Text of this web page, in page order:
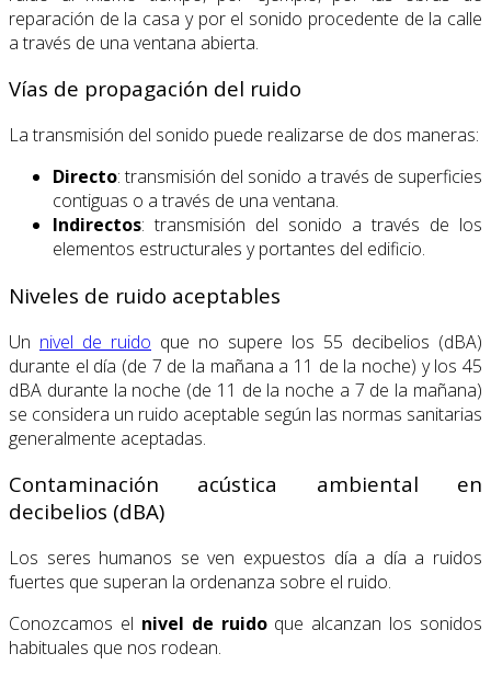
reparación de la casa y por el sonido procedente de la calle
a través de una ventana abierta.
Vías de propagación del ruido
La transmisión del sonido puede realizarse de dos maneras:
Directo: transmisión del sonido a través de superficies
contiguas o a través de una ventana.
Indirectos: transmisión del sonido a través de los
elementos estructurales y portantes del edificio.
Niveles de ruido aceptables
Un nivel de ruido que no supere los 55 decibelios (dBA)
durante el día (de 7 de la mañana a 11 de la noche) y los 45
dBA durante la noche (de 11 de la noche a 7 de la mañana)
se considera un ruido aceptable según las normas sanitarias
generalmente aceptadas.
Contaminación acústica ambiental en
decibelios (dBA)
Los seres humanos se ven expuestos día a día a ruidos
fuertes que superan la ordenanza sobre el ruido.
Conozcamos el nivel de ruidoque alcanzan los sonidos
habituales que nos rodean.